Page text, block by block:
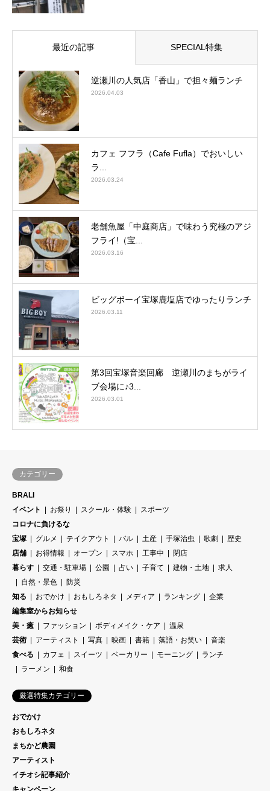
最近の記事 SPECIAL特集
逆瀬川の人気店「香山」で担々麺ランチ
2026.04.03
カフェ フフラ（Cafe Fufla）でおいしい
ラ...
2026.03.24
老舗魚屋「中庭商店」で味わう究極のアジ
フライ!（宝...
2026.03.16
ビッグボーイ宝塚鹿塩店でゆったりランチ
2026.03.11
第3回宝塚音楽回廊 逆瀬川のまちがライ
ブ会場に♪3...
2026.03.01
カテゴリー
BRALI
イベント
お祭り スクール・体験
スポーツ
コロナに負けるな
宝塚
グルメ テイクアウト バル 土産 手塚治虫 歌劇
歴史
店舗
お得情報 オープン スマホ 工事中
閉店
暮らす
交通・駐車場 公園 占い 子育て 建物・土地
求人
自然・景色
防災
知る
おでかけ おもしろネタ メディア ランキング
企業
編集室からお知らせ
美・癒
ファッション ボディメイク・ケア
温泉
芸術
アーティスト 写真 映画 書籍 落語・お笑い
音楽
食べる
カフェ スイーツ ベーカリー モーニング
ランチ
ラーメン
和食
厳選特集カテゴリー
おでかけ
おもしろネタ
まちかど農園
アーティスト
イチオシ記事紹介